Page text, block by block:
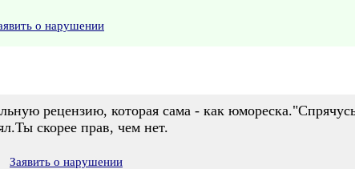
о нарушении
рецензию, которая сама - как
скорее прав, чем нет.
Заявить о нарушении